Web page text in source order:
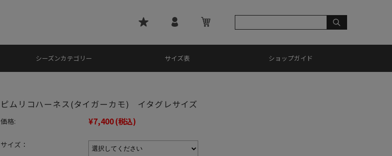
シーズンカテゴリー サイズ表 ショップガイド
ピムリコハーネス(タイガーカモ) イタグレサイズ
価格: ¥7,400(税込)
サイズ：